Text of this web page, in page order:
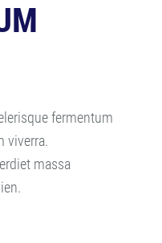
fermentum
viverra.
massa